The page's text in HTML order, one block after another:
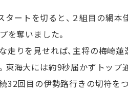
ートを切ると、２組目の網本
を奪いました。
走りを見せれば、主将の梅崎蓮
東海大には約9秒届かずトップ
32回目の伊勢路行きの切符を